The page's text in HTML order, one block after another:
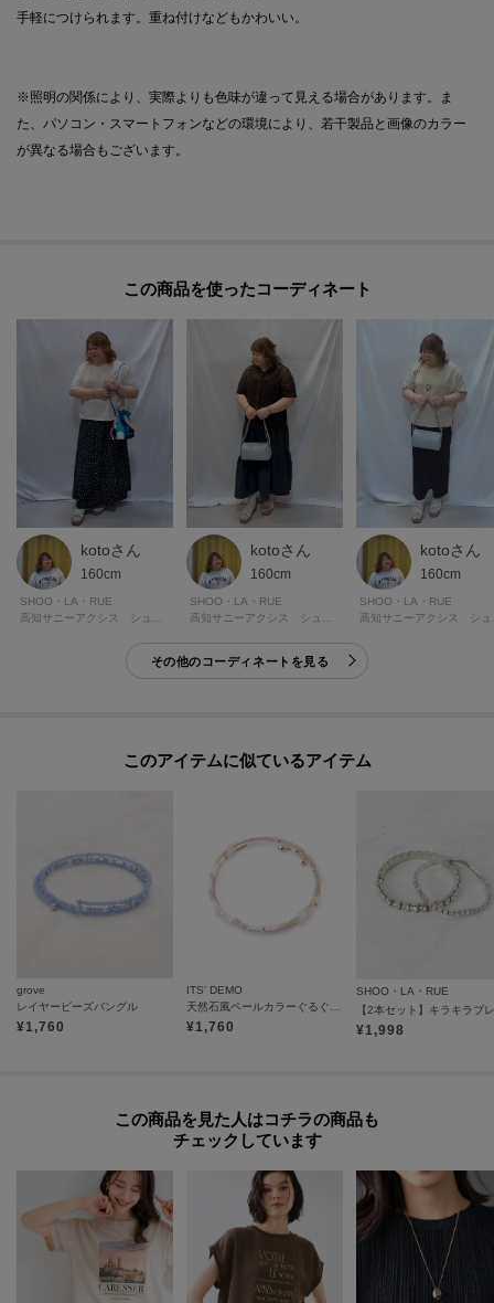
手軽につけられます。重ね付けなどもかわいい。
※照明の関係により、実際よりも色味が違って見える場合があります。ま
た、パソコン・スマートフォンなどの環境により、若干製品と画像のカラー
が異なる場合もございます。
この商品を使った
kotoさん
160cm
SHOO・LA・RUE
高知サニーアクシス シューラルー
kotoさん
160cm
SHOO・LA・RUE
高知サニーアクシス シューラルー
kotoさん
160cm
SHOO・LA・RUE
その他のコーディネートを見る
このアイテムに似ているアイテム
grove
レイヤービーズバングル
¥1,760
ITS' DEMO
¥1,760
SHOO・LA・RUE
【2本セット】キラキラブ
¥1,998
この商品を見た人はコチラの商品も
チェックしています